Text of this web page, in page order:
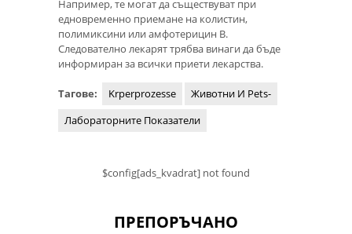
Например, те могат да съществуват при
едновременно приемане на колистин,
полимиксини или амфотерицин В.
Следователно лекарят трябва винаги да бъде
информиран за всички приети лекарства.
Тагове: Krperprozesse
Животни И Pets-
Лабораторните Показатели
$config[ads_kvadrat] not found
ПРЕПОРЪЧАНО